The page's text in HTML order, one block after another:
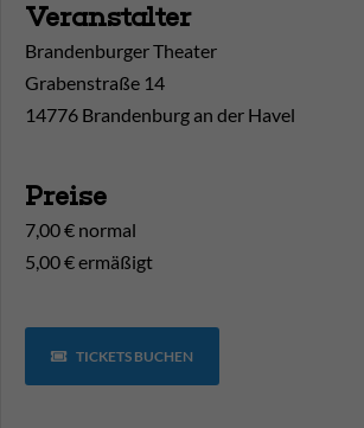
Veranstalter
Brandenburger Theater
Grabenstraße 14
14776 Brandenburg an der Havel
Preise
7,00 € normal
5,00 € ermäßigt
TICKETS BUCHEN